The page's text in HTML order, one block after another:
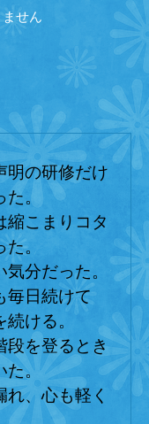
ません
明の研修だけ
。
縮こまりコタ
。
分だった。
毎日続けて
ける。
段を登るとき
た。
、心も軽く